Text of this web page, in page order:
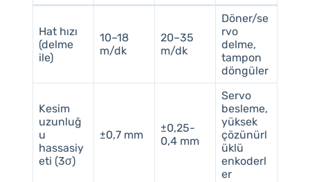
Hat hızı
(delme
ile)
10–18
m/dk
20–35
m/dk
Döner/se
rvo
delme,
tampon
döngüler
Kesim
uzunluğ
u
hassasiy
eti (3σ)
±0,7 mm
±0,25-
0,4 mm
Servo
besleme,
yüksek
çözünürl
üklü
enkoderl
er